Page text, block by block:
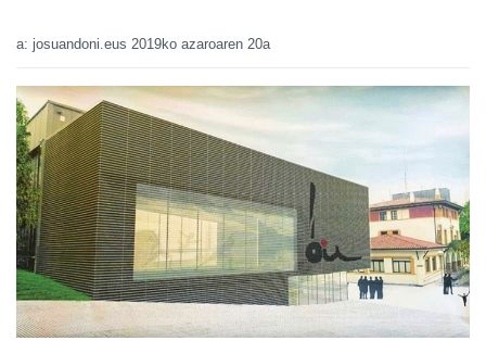
a: josuandoni.eus 2019ko azaroaren 20a